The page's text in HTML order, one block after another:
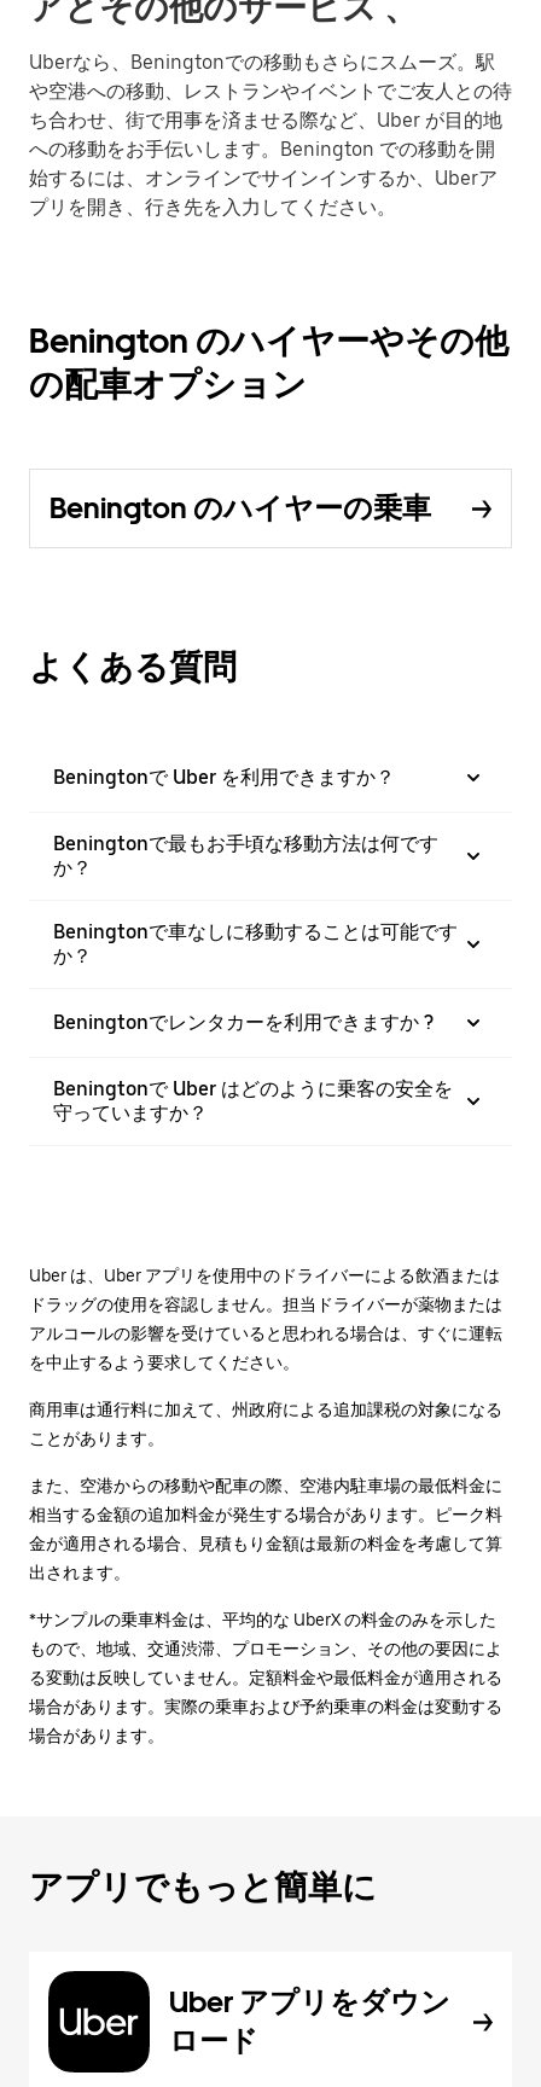
Uberなら、Beningtonでの移動もさらにスムーズ。駅
や空港への移動、レストランやイベントでご友人との待
ち合わせ、街で用事を済ませる際など、Uber が目的地
への移動をお手伝いします。Benington での移動を開
始するには、オンラインでサインインするか、Uberア
プリを開き、行き先を入力してください。
Benington のハイヤーやその他
の配車オプション
Benington のハイヤーの乗車
よくある質問
Beningtonで Uber を利用できますか？
Beningtonで最もお手頃な移動方法は何です
か？
Beningtonで車なしに移動することは可能です
か？
Beningtonでレンタカーを利用できますか ?
Beningtonで Uber はどのように乗客の安全を
守っていますか？
Uber は、Uber アプリを使用中のドライバーによる飲酒または
ドラッグの使用を容認しません。担当ドライバーが薬物または
アルコールの影響を受けていると思われる場合は、すぐに運転
を中止するよう要求してください。
商用車は通行料に加えて、州政府による追加課税の対象になる
ことがあります。
また、空港からの移動や配車の際、空港内駐車場の最低料金に
相当する金額の追加料金が発生する場合があります。ピーク料
金が適用される場合、見積もり金額は最新の料金を考慮して算
出されます。
*サンプルの乗車料金は、平均的な UberX の料金のみを示した
もので、地域、交通渋滞、プロモーション、その他の要因によ
る変動は反映していません。定額料金や最低料金が適用される
場合があります。実際の乗車および予約乗車の料金は変動する
場合があります。
アプリでもっと簡単に
Uber アプリをダウン
ロード